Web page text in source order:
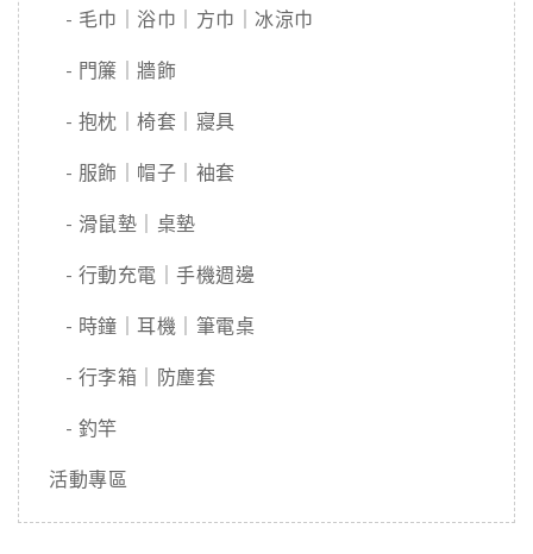
- 毛巾｜浴巾｜方巾｜冰涼巾
- 門簾｜牆飾
- 抱枕｜椅套｜寢具
- 服飾｜帽子｜袖套
- 滑鼠墊｜桌墊
- 行動充電｜手機週邊
- 時鐘｜耳機｜筆電桌
- 行李箱｜防塵套
- 釣竿
活動專區